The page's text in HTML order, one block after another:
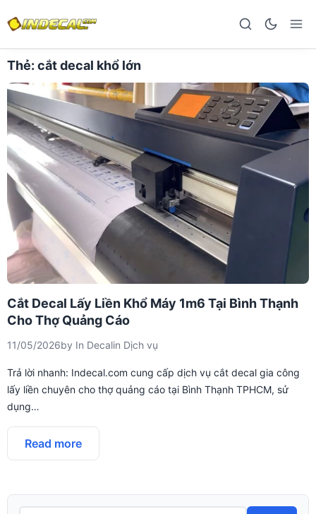
Thẻ: cắt decal khổ lớn
Cắt Decal Lấy Liền Khổ Máy 1m6 Tại Bình Thạnh
Cho Thợ Quảng Cáo
11/05/2026by In Decalin Dịch vụ
Trả lời nhanh: Indecal.com cung cấp dịch vụ cắt decal gia công
lấy liền chuyên cho thợ quảng cáo tại Bình Thạnh TPHCM, sử
dụng…
Read more